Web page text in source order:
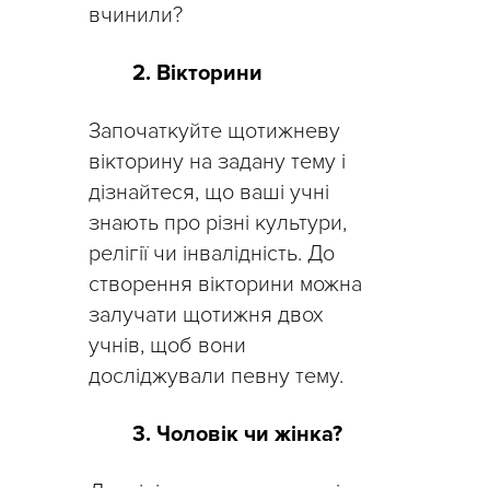
вчинили?
2. Вікторини
Започаткуйте щотижневу
вікторину на задану тему і
дізнайтеся, що ваші учні
знають про різні культури,
релігії чи інвалідність. До
створення вікторини можна
залучати щотижня двох
учнів, щоб вони
досліджували певну тему.
3. Чоловік чи жінка?